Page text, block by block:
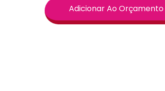
Adicionar Ao Orçamento